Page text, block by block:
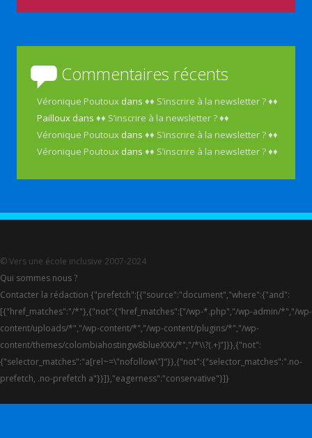
Commentaires récents
Véronique Poutoux dans♦♦ S’inscrire à la newsletter ? ♦♦
Pailloux dans♦♦ S’inscrire à la newsletter ? ♦♦
Véronique Poutoux dans♦♦ S’inscrire à la newsletter ? ♦♦
Véronique Poutoux dans♦♦ S’inscrire à la newsletter ? ♦♦
© Vers une école inclusive 2007-2024
Qui sommes nous ?
Contacter la rédaction {"prefetch":[{"source":"document","where":{"and":
[{"href_matches":"/*"},{"not":{"href_matches":["/wp-*.php","/wp-admin/*","/wp-
content/uploads/*","/wp-content/*","/wp-content/plugins/*","/wp-
content/themes/colombiahostingw8blueXXX/*","/*\\?(.+)"]}},{"not":
{"selector_matches":"a[rel~=\"nofollow\"]"}},{"not":{"selector_matches":".no-
prefetch, .no-prefetch a"}}]},"eagerness":"conservative"}]}